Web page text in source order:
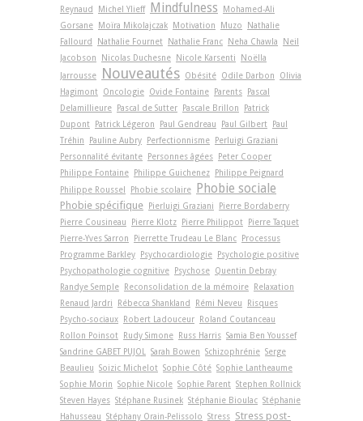
Reynaud
Michel Ylieff Mindfulness
Mohamed-Ali
Gorsane
Moïra Mikolajczak Motivation Muzo
Nathalie
Fallourd
Nathalie Fournet Nathalie Franc Neha Chawla
Neil
Jacobson
Nicolas Duchesne Nicole Karsenti
Noëlla
Jarrousse
Nouveautés Obésité Odile Darbon
Olivia
Hagimont Oncologie Ovide Fontaine Parents
Pascal
Delamillieure
Pascal de Sutter Pascale Brillon
Patrick
Dupont
Patrick Légeron Paul Gendreau Paul Gilbert
Paul
Tréhin
Pauline Aubry Perfectionnisme
Perluigi Graziani
Personnalité évitante
Personnes âgées
Peter Cooper
Philippe Fontaine
Philippe Guichenez
Philippe Peignard
Philippe Roussel
Phobie scolaire Phobie sociale
Phobie spécifique Pierluigi Graziani
Pierre Bordaberry
Pierre Cousineau
Pierre Klotz Pierre Philippot
Pierre Taquet
Pierre-Yves Sarron
Pierrette Trudeau Le Blanc
Processus
Programme Barkley
Psychocardiologie
Psychologie positive
Psychopathologie cognitive
Psychose Quentin Debray
Randye Semple
Reconsolidation de la mémoire
Relaxation
Renaud Jardri
Rébecca Shankland Rémi Neveu
Risques
Psycho-sociaux
Robert Ladouceur
Roland Coutanceau
Rollon Poinsot
Rudy Simone Russ Harris Samia Ben Youssef
Sandrine GABET PUJOL
Sarah Bowen Schizophrénie Serge
Beaulieu Soizic Michelot Sophie Côté Sophie Lantheaume
Sophie Morin Sophie Nicole Sophie Parent Stephen Rollnick
Steven Hayes Stéphane Rusinek Stéphanie Bioulac Stéphanie
Hahusseau Stéphany Orain-Pelissolo Stress Stress post-